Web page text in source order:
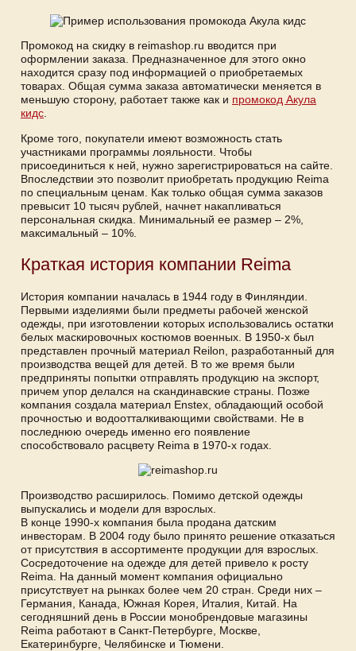
Промокод на скидку в reimashop.ru вводится при
оформлении заказа. Предназначенное для этого окно
находится сразу под информацией о приобретаемых
товарах. Общая сумма заказа автоматически меняется в
меньшую сторону, работает также как и промокод Акула
кидс.
Кроме того, покупатели имеют возможность стать
участниками программы лояльности. Чтобы
присоединиться к ней, нужно зарегистрироваться на сайте.
Впоследствии это позволит приобретать продукцию Reima
по специальным ценам. Как только общая сумма заказов
превысит 10 тысяч рублей, начнет накапливаться
персональная скидка. Минимальный ее размер – 2%,
максимальный – 10%.
Краткая история компании Reima
История компании началась в 1944 году в Финляндии.
Первыми изделиями были предметы рабочей женской
одежды, при изготовлении которых использовались остатки
белых маскировочных костюмов военных. В 1950-х был
представлен прочный материал Reilon, разработанный для
производства вещей для детей. В то же время были
предприняты попытки отправлять продукцию на экспорт,
причем упор делался на скандинавские страны. Позже
компания создала материал Enstex, обладающий особой
прочностью и водоотталкивающими свойствами. Не в
последнюю очередь именно его появление
способствовало расцвету Reima в 1970-х годах.
Производство расширилось. Помимо детской одежды
выпускались и модели для взрослых.
В конце 1990-х компания была продана датским
инвесторам. В 2004 году было принято решение отказаться
от присутствия в ассортименте продукции для взрослых.
Сосредоточение на одежде для детей привело к росту
Reima. На данный момент компания официально
присутствует на рынках более чем 20 стран. Среди них –
Германия, Канада, Южная Корея, Италия, Китай. На
сегодняшний день в России монобрендовые магазины
Reima работают в Санкт-Петербурге, Москве,
Екатеринбурге, Челябинске и Тюмени.